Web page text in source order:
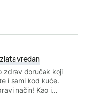
vredan
zdrav doručak koji
i sami kod kuće.
način! Kao i…